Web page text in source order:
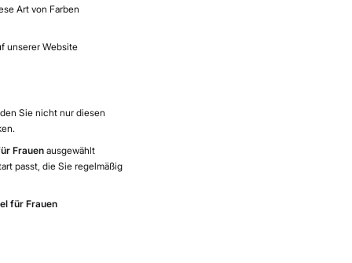
Art von Farben
unserer Website
Sie nicht nur diesen
Frauenausgewählt
passt, die Sie regelmäßig
für Frauen